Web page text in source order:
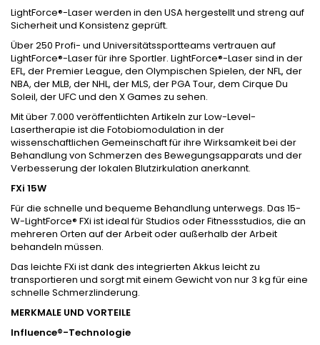
LightForce®-Laser werden in den USA hergestellt und streng auf
Sicherheit und Konsistenz geprüft.
Über 250 Profi- und Universitätssportteams vertrauen auf
LightForce®-Laser für ihre Sportler. LightForce®-Laser sind in der
EFL, der Premier League, den Olympischen Spielen, der NFL, der
NBA, der MLB, der NHL, der MLS, der PGA Tour, dem Cirque Du
Soleil, der UFC und den X Games zu sehen.
Mit über 7.000 veröffentlichten Artikeln zur Low-Level-
Lasertherapie ist die Fotobiomodulation in der
wissenschaftlichen Gemeinschaft für ihre Wirksamkeit bei der
Behandlung von Schmerzen des Bewegungsapparats und der
Verbesserung der lokalen Blutzirkulation anerkannt.
FXi 15W
Für die schnelle und bequeme Behandlung unterwegs. Das 15-
W-LightForce® FXi ist ideal für Studios oder Fitnessstudios, die an
mehreren Orten auf der Arbeit oder außerhalb der Arbeit
behandeln müssen.
Das leichte FXi ist dank des integrierten Akkus leicht zu
transportieren und sorgt mit einem Gewicht von nur 3 kg für eine
schnelle Schmerzlinderung.
MERKMALE UND VORTEILE
Influence®-Technologie